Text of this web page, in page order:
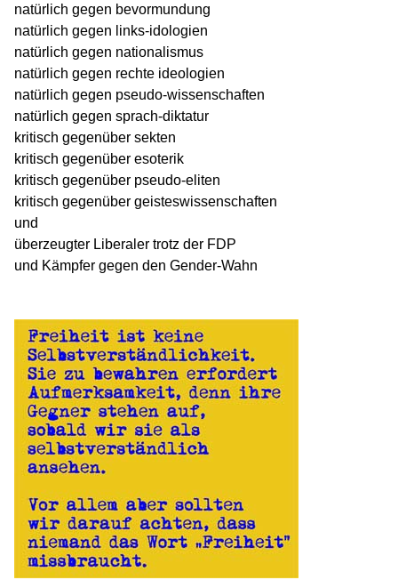
natürlich gegen bevormundung
natürlich gegen links-idologien
natürlich gegen nationalismus
natürlich gegen rechte ideologien
natürlich gegen pseudo-wissenschaften
natürlich gegen sprach-diktatur
kritisch gegenüber sekten
kritisch gegenüber esoterik
kritisch gegenüber pseudo-eliten
kritisch gegenüber geisteswissenschaften
und
überzeugter Liberaler trotz der FDP
und Kämpfer gegen den Gender-Wahn